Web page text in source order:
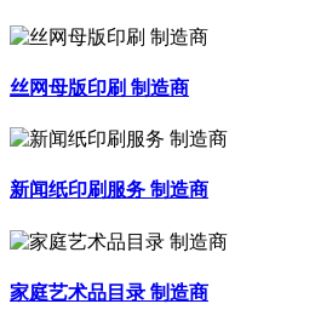
丝网母版印刷 制造商
新闻纸印刷服务 制造商
家庭艺术品目录 制造商